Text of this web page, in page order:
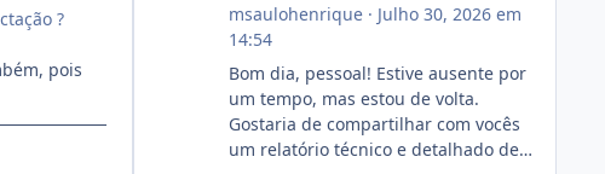
?
pois
msaulohenrique· Julho 30, 2026 em
14:54
Bom dia, pessoal! Estive ausente por
um tempo, mas estou de volta.
Gostaria de compartilhar com vocês
um relatório técnico e detalhado de